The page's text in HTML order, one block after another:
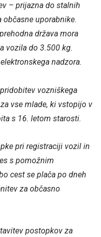
– prijazna do stalnih
uporabnike.
država mora
vozila do 3.500 kg.
nadzora.
vozniškega
vse mlade, ki vstopijo v
s 16. letom starosti.
pri registraciji vozil in
s pomožnim
cest se plača po dneh
za občasno
postopkov za